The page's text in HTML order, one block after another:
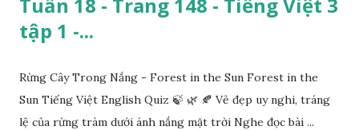
tập 1 -...
Rừng Cây Trong Nắng - Forest in the Sun Forest in the
Sun Tiếng Việt English Quiz 🍃 🌿 🍂 Vẻ đẹp uy nghi, tráng
lệ của rừng tràm dưới ánh nắng mặt trời Nghe đọc bài ...